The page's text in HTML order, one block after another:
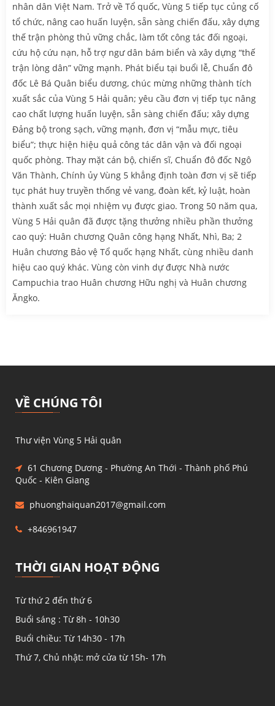
nhân dân Việt Nam. Trở về Tổ quốc, Vùng 5 tiếp tục củng cố
tổ chức, nâng cao huấn luyện, sẵn sàng chiến đấu, xây dựng
thế trận phòng thủ vững chắc, làm tốt công tác đối ngoại,
cứu hộ cứu nạn, hỗ trợ ngư dân bám biển và xây dựng “thế
trận lòng dân” vững mạnh. Phát biểu tại buổi lễ, Chuẩn đô
đốc Lê Bá Quân biểu dương, chúc mừng những thành tích
xuất sắc của Vùng 5 Hải quân; yêu cầu đơn vị tiếp tục nâng
cao chất lượng huấn luyện, sẵn sàng chiến đấu; xây dựng
Đảng bộ trong sạch, vững mạnh, đơn vị “mẫu mực, tiêu
biểu”; thực hiện hiệu quả công tác dân vận và đối ngoại
quốc phòng. Thay mặt cán bộ, chiến sĩ, Chuẩn đô đốc Ngô
Văn Thành, Chính ủy Vùng 5 khẳng định toàn đơn vị sẽ tiếp
tục phát huy truyền thống vẻ vang, đoàn kết, kỷ luật, hoàn
thành xuất sắc mọi nhiệm vụ được giao. Trong 50 năm qua,
Vùng 5 Hải quân đã được tặng thưởng nhiều phần thưởng
cao quý: Huân chương Quân công hạng Nhất, Nhì, Ba; 2
Huân chương Bảo vệ Tổ quốc hạng Nhất, cùng nhiều danh
hiệu cao quý khác. Vùng còn vinh dự được Nhà nước
Campuchia trao Huân chương Hữu nghị và Huân chương
Ăngko.
VỀ CHÚNG TÔI
Thư viện Vùng 5 Hải quân
61 Chương Dương - Phường An Thới - Thành phố Phú
Quốc - Kiên Giang
phuonghaiquan2017@gmail.com
+846961947
THỜI GIAN HOẠT ĐỘNG
Từ thứ 2 đến thứ 6
Buổi sáng : Từ 8h - 10h30
Buổi chiều: Từ 14h30 - 17h
Thứ 7, Chủ nhật: mở cửa từ 15h- 17h